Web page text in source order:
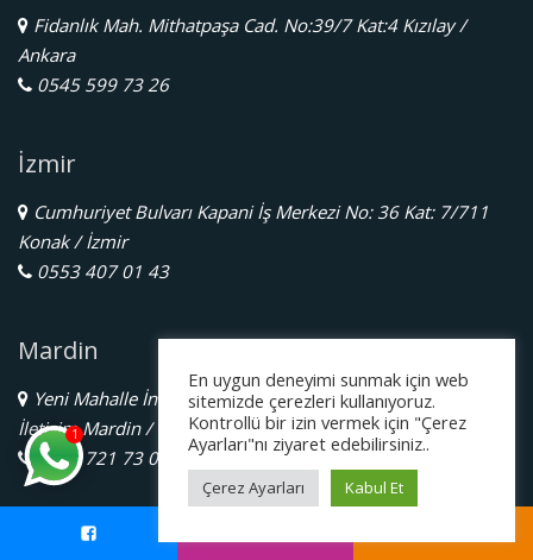
Fidanlık Mah. Mithatpaşa Cad. No:39/7 Kat:4 Kızılay /
Ankara
0545 599 73 26
İzmir
Cumhuriyet Bulvarı Kapani İş Merkezi No: 36 Kat: 7/711
Konak / İzmir
0553 407 01 43
Mardin
Yeni Mahalle İnönü Cd. No:4/C Özgürlük Meydanı – Rojhat
İletişim Mardin / Kızıltepe
0535 721 73 04
1
En uygun deneyimi sunmak için web
sitemizde çerezleri kullanıyoruz.
Kontrollü bir izin vermek için "Çerez
Ayarları"nı ziyaret edebilirsiniz..
Çerez Ayarları Kabul Et